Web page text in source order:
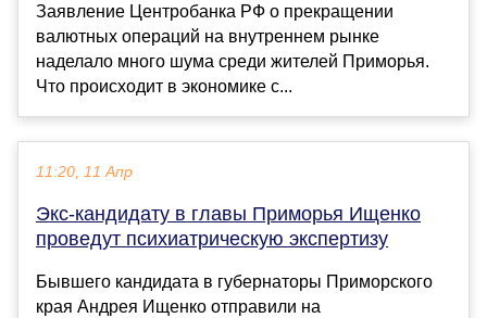
Заявление Центробанка РФ о прекращении
валютных операций на внутреннем рынке
наделало много шума среди жителей Приморья.
Что происходит в экономике с...
11:20, 11 Апр
Экс-кандидату в главы Приморья Ищенко
проведут психиатрическую экспертизу
Бывшего кандидата в губернаторы Приморского
края Андрея Ищенко отправили на